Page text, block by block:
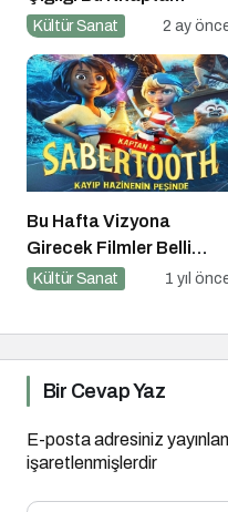
Toplandı
Kültür Sanat 2 ay
Bu Hafta Vizyona
Girecek Filmler Belli
Oldu: Sinema Keyfi
Kültür Sanat 1 yıl
Bir Cevap Yaz
E-posta adresiniz
işaretlenmişlerdir